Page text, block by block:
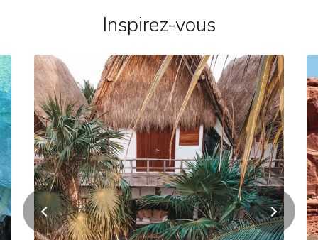
Inspirez-vous